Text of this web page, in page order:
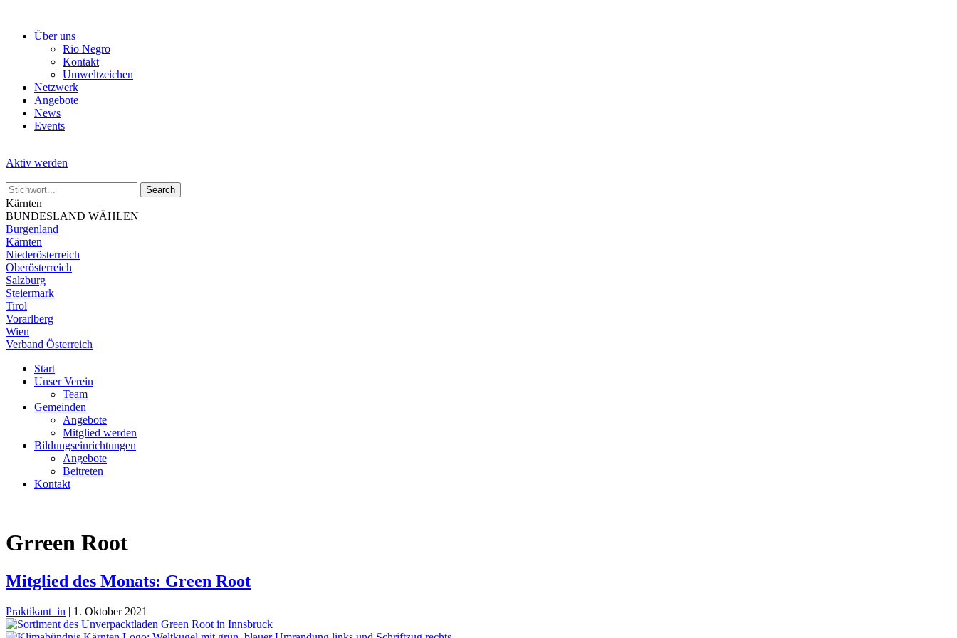
Über uns
Rio Negro
Kontakt
Umweltzeichen
Netzwerk
Angebote
News
Events
Aktiv werden
Kärnten
BUNDESLAND WÄHLEN
Burgenland
Kärnten
Niederösterreich
Oberösterreich
Salzburg
Steiermark
Tirol
Vorarlberg
Wien
Verband Österreich
Start
Unser Verein
Team
Gemeinden
Angebote
Mitglied werden
Bildungseinrichtungen
Angebote
Beitreten
Kontakt
Grreen Root
Mitglied des Monats: Green Root
Praktikant_in | 1. Oktober 2021